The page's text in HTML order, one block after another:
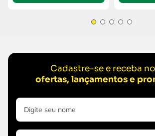
Cadastre-se e receba
ofertas, lançamentos e